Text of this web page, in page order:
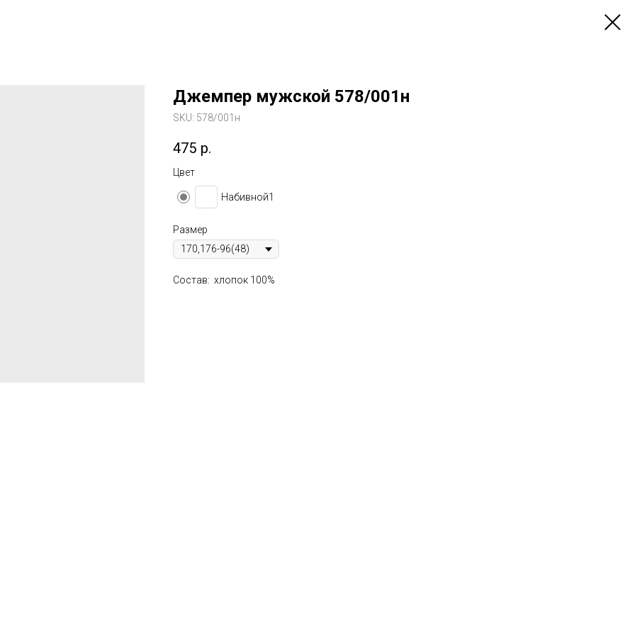
Джемпер мужской 578/001н
SKU: 578/001н
475 р.
Цвет
Набивной1
Размер
Состав: хлопок 100%